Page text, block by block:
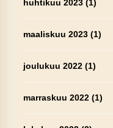
huhtikuu 2023(1)
maaliskuu 2023(1)
joulukuu 2022(1)
marraskuu 2022(1)